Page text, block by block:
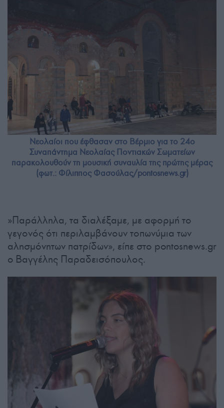
Νεολαίοι που έφθασαν στο Βέρμιο για το 24ο
Συναπάντημα Νεολαίας Ποντιακών Σωματείων
παρακολουθούν τη μουσική συναυλία της πρώτης μέρας
(φωτ.: Φίλιππος Φασούλας/pontosnews.gr)
»Παράλληλα, τα διαλέξαμε, με αφορμή το
γεγονός ότι περιλαμβάνουν τοπωνύμια των
αλησμόνητων πατρίδων», είπε στο pontosnews.gr
o Βαγγέλης Παραδεισόπουλος.